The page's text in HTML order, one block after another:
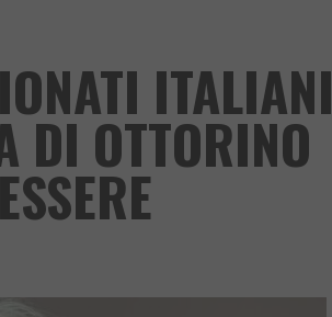
ITALIANI
DI OTTORINO